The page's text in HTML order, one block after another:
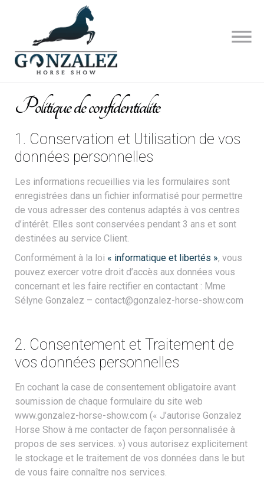
Politique
confidentialite
Politique de confidentialite
1. Conservation et Utilisation de vos
données personnelles
Les informations recueillies via les formulaires sont
enregistrées dans un fichier informatisé pour permettre
de vous adresser des contenus adaptés à vos centres
d’intérêt. Elles sont conservées pendant 3 ans et sont
destinées au service Client.
Conformément à la loi « informatique et libertés », vous
pouvez exercer votre droit d’accès aux données vous
concernant et les faire rectifier en contactant : Mme
Sélyne Gonzalez – contact@gonzalez-horse-show.com
2. Consentement et Traitement de
vos données personnelles
En cochant la case de consentement obligatoire avant
soumission de chaque formulaire du site web
www.gonzalez-horse-show.com (« J’autorise Gonzalez
Horse Show à me contacter de façon personnalisée à
propos de ses services. ») vous autorisez explicitement
le stockage et le traitement de vos données dans le but
de vous faire connaître nos services.